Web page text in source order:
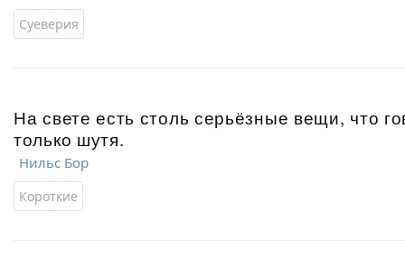
Суеверия
На свете есть столь серьёзные вещи, что
только шутя.
Нильс Бор
Короткие